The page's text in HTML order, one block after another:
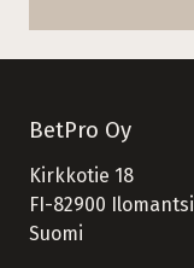
BetPro Oy
Kirkkotie 18
FI-82900 Ilomantsi
Suomi